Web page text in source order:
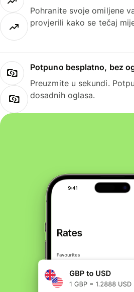
Pohranite svoje omiljene
provjerili kako se tečaj
Potpuno besplatno, bez
Preuzmite u sekundi.
dosadnih oglasa.